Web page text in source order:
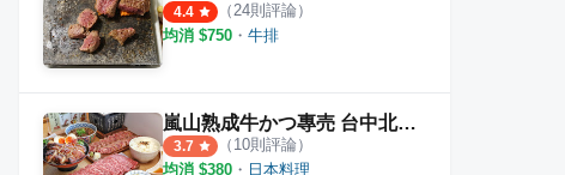
4.4 （24則評論）
均消 $750 ・ 牛排
嵐山熟成牛かつ專売 台中北屯店
3.7 （ 10則評論）
均消 $380 ・ 日本料理